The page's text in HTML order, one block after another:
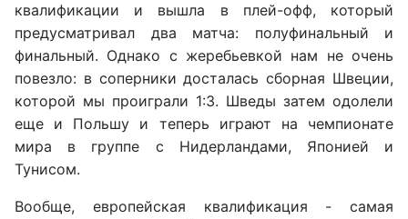
квалификации и вышла в плей-офф, который
предусматривал два матча: полуфинальный и
финальный. Однако с жеребьевкой нам не очень
повезло: в соперники досталась сборная Швеции,
которой мы проиграли 1:3. Шведы затем одолели
еще и Польшу и теперь играют на чемпионате
мира в группе с Нидерландами, Японией и
Тунисом.
Вообще, европейская квалификация - самая